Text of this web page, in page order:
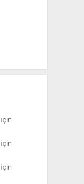
için
için
için